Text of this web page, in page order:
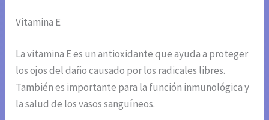
Vitamina E
La vitamina E es un antioxidante que ayuda a proteger
los ojos del daño causado por los radicales libres.
También es importante para la función inmunológica y
la salud de los vasos sanguíneos.